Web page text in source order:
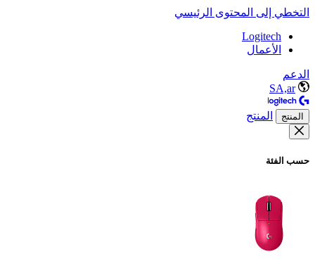
التخطي إلى المحتوى الرئيسي
Logitech
الأعمال
الدعم
SA,ar
المنتج المنتج
حسب الفئة